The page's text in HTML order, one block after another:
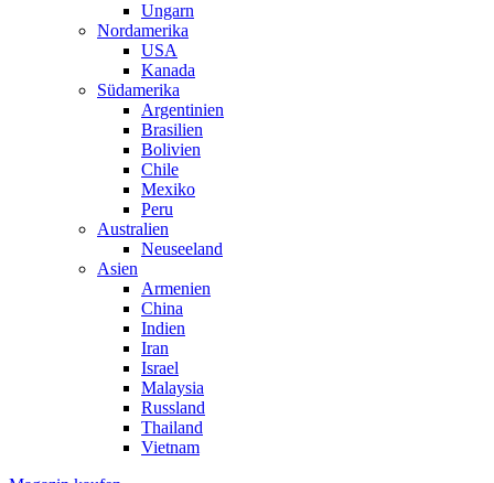
Ungarn
Nordamerika
USA
Kanada
Südamerika
Argentinien
Brasilien
Bolivien
Chile
Mexiko
Peru
Australien
Neuseeland
Asien
Armenien
China
Indien
Iran
Israel
Malaysia
Russland
Thailand
Vietnam